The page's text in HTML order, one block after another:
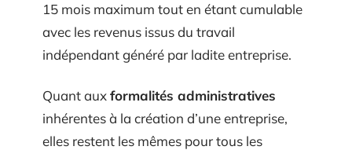
15 mois maximum tout en étant cumulable
avec les revenus issus du travail
indépendant généré par ladite entreprise.
Quant auxformalités administratives
inhérentes à la création d’une entreprise,
elles restent les mêmes pour tous les